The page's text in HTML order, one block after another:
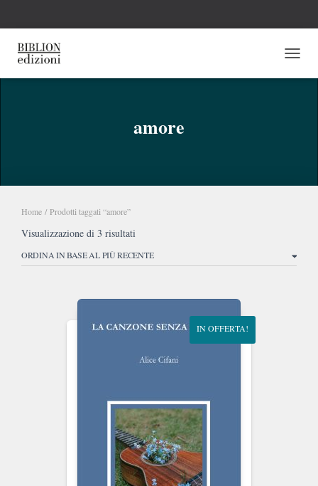
amore
Home / Prodotti taggati “amore”
Visualizzazione di 3 risultati
base
IN OFFERTA!